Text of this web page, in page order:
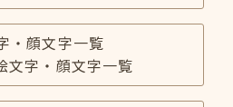
・顔文字一覧
文字・顔文字一覧